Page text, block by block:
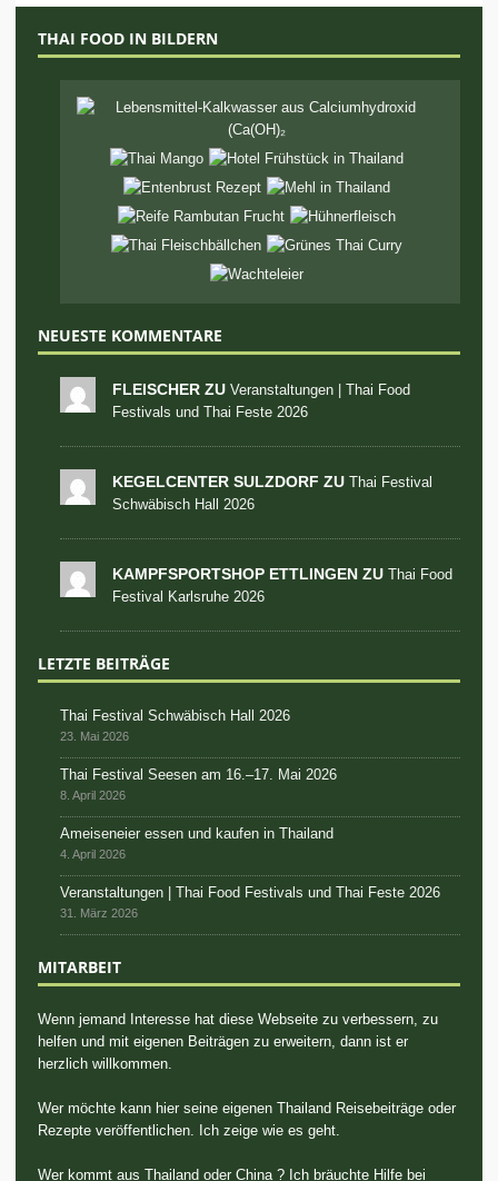
THAI FOOD IN BILDERN
NEUESTE KOMMENTARE
FLEISCHER ZU Veranstaltungen | Thai Food
Festivals und Thai Feste 2026
KEGELCENTER SULZDORF ZU Thai Festival
Schwäbisch Hall 2026
KAMPFSPORTSHOP ETTLINGEN ZU Thai Food
Festival Karlsruhe 2026
LETZTE BEITRÄGE
Thai Festival Schwäbisch Hall 2026
23. Mai 2026
Thai Festival Seesen am 16.–17. Mai 2026
8. April 2026
Ameiseneier essen und kaufen in Thailand
4. April 2026
Veranstaltungen | Thai Food Festivals und Thai Feste 2026
31. März 2026
MITARBEIT
Wenn jemand Interesse hat diese Webseite zu verbessern, zu
helfen und mit eigenen Beiträgen zu erweitern, dann ist er
herzlich willkommen.
Wer möchte kann hier seine eigenen Thailand Reisebeiträge oder
Rezepte veröffentlichen. Ich zeige wie es geht.
Wer kommt aus Thailand oder China ? Ich bräuchte Hilfe bei